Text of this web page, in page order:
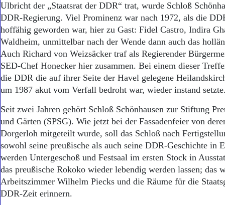
Ulbricht der „Staatsrat der DDR“ trat, wurde Schloß
DDR-Regierung. Viel Prominenz war nach 1972, als die
hoffähig geworden war, hier zu Gast: Fidel Castro, Indira
Waldheim, unmittelbar nach der Wende dann auch das
Auch Richard von Weizsäcker traf als Regierender
SED-Chef Honecker hier zusammen. Bei einem dieser
die DDR die auf ihrer Seite der Havel gelegene
um 1987 akut vom Verfall bedroht war, wieder instand
Seit zwei Jahren gehört Schloß Schönhausen zur Stiftung
und Gärten (SPSG). Wie jetzt bei der Fassadenfeier von
Dorgerloh mitgeteilt wurde, soll das Schloß nach
sowohl seine preußische als auch seine DDR-Geschichte in
werden Untergeschoß und Festsaal im ersten Stock in
das preußische Rokoko wieder lebendig werden lassen; das
Arbeitszimmer Wilhelm Piecks und die Räume für die
DDR-Zeit erinnern.